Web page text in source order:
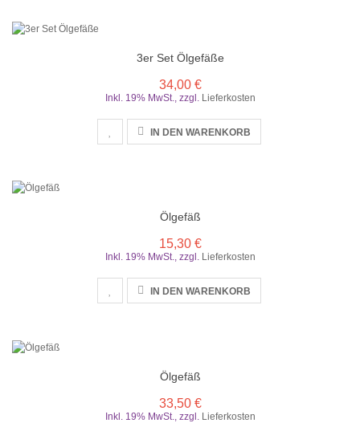
3er Set Ölgefäße
34,00 €
Inkl. 19% MwSt., zzgl. Lieferkosten
IN DEN WARENKORB
Ölgefäß
15,30 €
Inkl. 19% MwSt., zzgl. Lieferkosten
IN DEN WARENKORB
Ölgefäß
33,50 €
Inkl. 19% MwSt. zzgl. Lieferkosten